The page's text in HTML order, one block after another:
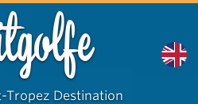
Tropez Destination